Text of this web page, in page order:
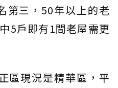
第三，50年以上的老
5戶即有1間老屋需更
區現況是精華區，平